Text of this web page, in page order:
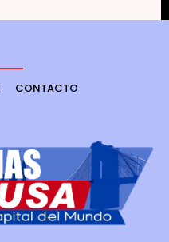
CONTACTO